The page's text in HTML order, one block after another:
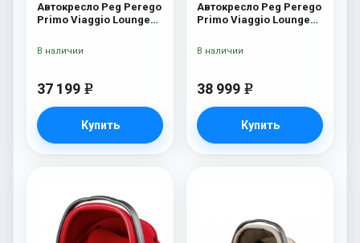
Автокресло Peg Perego
Primo Viaggio Lounge
37 199 e
Купить
В наличии
Автокресло Peg Perego
Primo Viaggio Lounge
38 999 e
Купить
В наличии